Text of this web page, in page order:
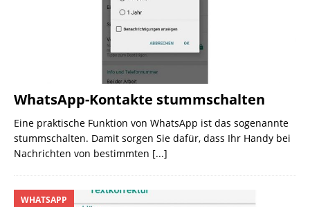
WhatsApp-Kontakte stummschalten
Eine praktische Funktion von WhatsApp ist das sogenannte
stummschalten. Damit sorgen Sie dafür, dass Ihr Handy bei
Nachrichten von bestimmten [...]
WHATSAPP